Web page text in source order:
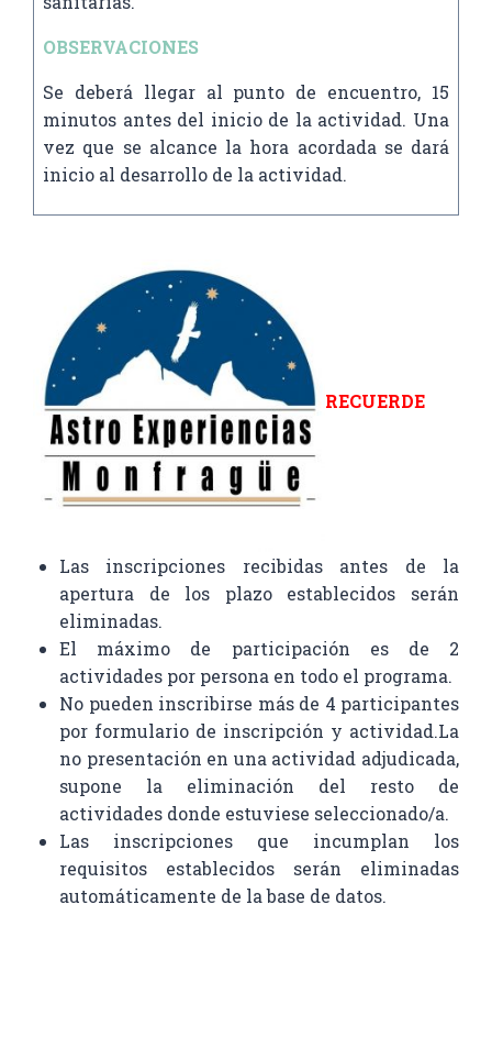
OBSERVACIONES
Se deberá llegar al punto de encuentro, 15
minutos antes del inicio de la actividad. Una
vez que se alcance la hora acordada se dará
inicio al desarrollo de la actividad.
RECUERDE
Las inscripciones recibidas antes de la
apertura de los plazo establecidos serán
eliminadas.
El máximo de participación es de 2
actividades por persona en todo el programa.
No pueden inscribirse más de 4 participantes
por formulario de inscripción y actividad.La
no presentación en una actividad adjudicada,
supone la eliminación del resto de
actividades donde estuviese seleccionado/a.
Las inscripciones que incumplan los
requisitos establecidos serán eliminadas
automáticamente de la base de datos.